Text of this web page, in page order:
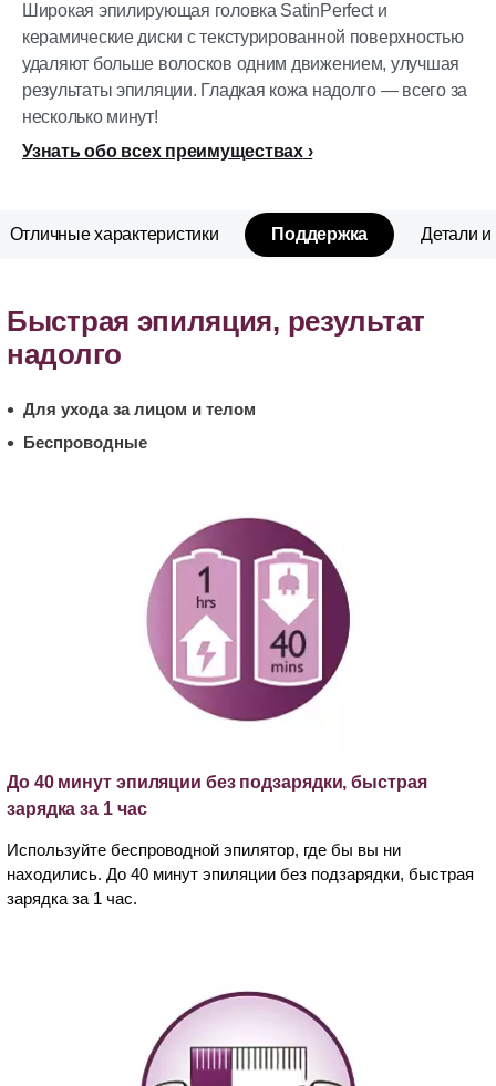
Широкая эпилирующая головка SatinPerfect и
керамические диски с текстурированной поверхностью
удаляют больше волосков одним движением, улучшая
результаты эпиляции. Гладкая кожа надолго — всего за
несколько минут!
Узнать обо всех преимуществах
Отличные характеристики Поддержка Детали и
Быстрая эпиляция, результат
надолго
Для ухода за лицом и телом
Беспроводные
До 40 минут эпиляции без подзарядки, быстрая
зарядка за 1 час
Используйте беспроводной эпилятор, где бы вы ни
находились. До 40 минут эпиляции без подзарядки, быстрая
зарядка за 1 час.